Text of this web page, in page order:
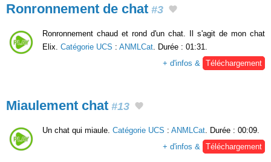
Ronronnement de chat #3
Ronronnement chaud et rond d'un chat. Il s'agit de mon chat
Elix. Catégorie UCS : ANMLCat . Durée : 01:31.
+ d'infos &
Téléchargement
Miaulement chat #13
Un chat qui miaule. Catégorie UCS : ANMLCat . Durée : 00:09.
+ d'infos &
Téléchargement